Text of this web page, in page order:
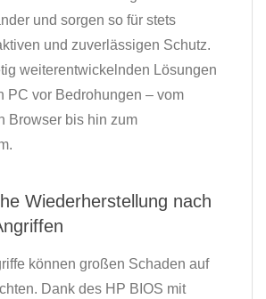
und sorgen so für stets
und zuverlässigen Schutz.
weiterentwickelnden Lösungen
PC vor Bedrohungen – vom
Browser bis hin zum
Wiederherstellung nach
können großen Schaden auf
Dank des HP BIOS mit